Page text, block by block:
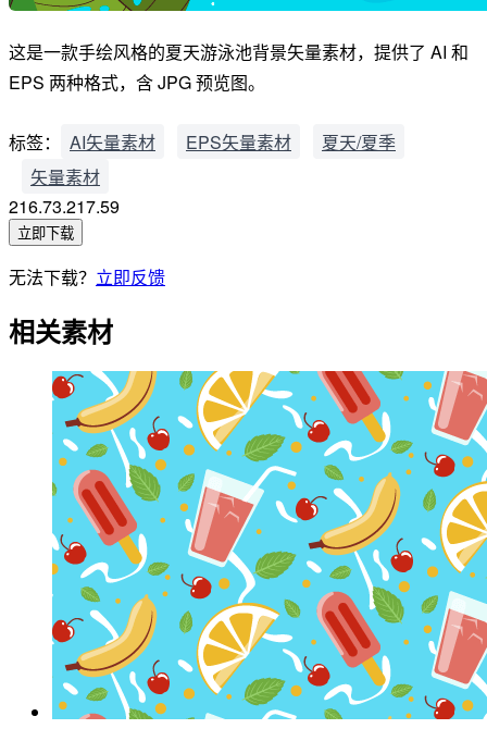
这是一款手绘风格的夏天游泳池背景矢量素材，提供了 AI 和
EPS 两种格式，含 JPG 预览图。
标签： AI矢量素材 EPS矢量素材
夏天/夏季
矢量素材
216.73.217.59
立即下载
无法下载？ 立即反馈
相关素材